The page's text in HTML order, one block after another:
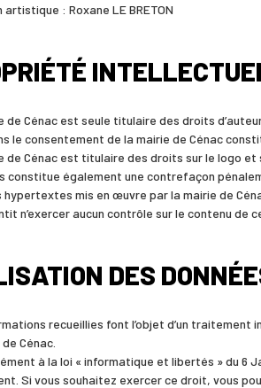
artistique : Roxane LE BRETON
de Cénac est seule titulaire des droits
le consentement de la mairie de Cénac
de Cénac est titulaire des droits sur le logo
constitue également une contrefaçon
hypertextes mis en œuvre par la mairie de
n’exercer aucun contrôle sur le contenu
DES
recueillies font l’objet d’un
Cénac.
à la loi « informatique et libertés » du 6
Si vous souhaitez exercer ce droit, vous